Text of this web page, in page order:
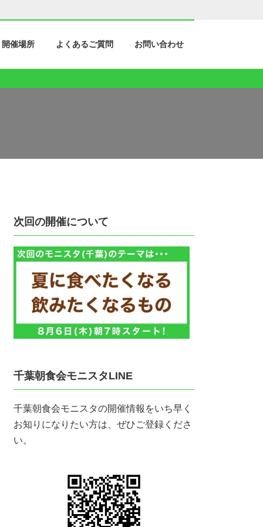
開催場所 よくあるご質問 お問い合わせ
次回の開催について
千葉朝食会モニスタLINE
千葉朝食会モニスタの開催情報をいち早く
お知りになりたい方は、ぜひご登録くださ
い。